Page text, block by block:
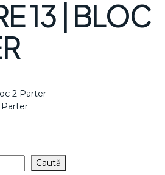
13 | BLOC
2 Parter
Parter
Caută